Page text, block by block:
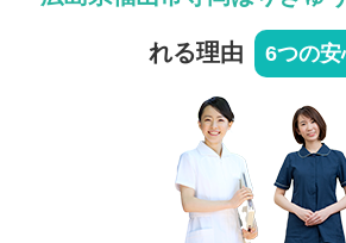
れる理由 6つの安